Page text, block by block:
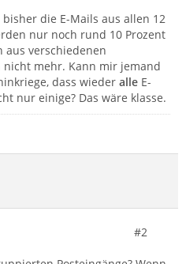
die E-Mails aus allen 12
nur noch rund 10 Prozent
aus verschiedenen
nicht mehr. Kann mir jemand
dass wieder alle E-
nur einige? Das wäre klasse.
#2